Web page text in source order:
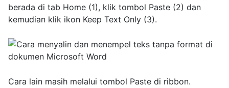
berada di tab Home (1), klik tombol Paste (2) dan
kemudian klik ikon Keep Text Only (3).
Cara lain masih melalui tombol Paste di ribbon.